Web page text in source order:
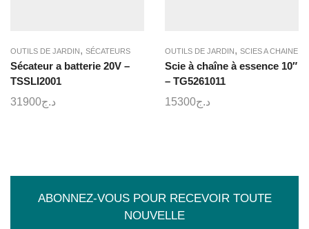
OUTILS DE JARDIN, SÉCATEURS
Sécateur a batterie 20V –
TSSLI2001
د.ج31900
OUTILS DE JARDIN, SCIES A CHAINE
Scie à chaîne à essence 10″
– TG5261011
د.ج15300
ABONNEZ-VOUS POUR RECEVOIR TOUTE
NOUVELLE